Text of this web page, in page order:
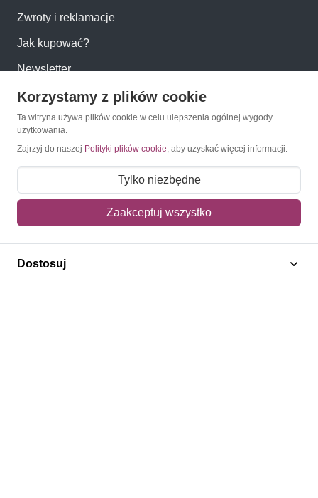
Zwroty i reklamacje
Jak kupować?
Newsletter
Konto
Moje konto
Mój koszyk
Adres dostawy
Polecamy
Korzystamy z plików cookie
Ta witryna używa plików cookie w celu ulepszenia ogólnej wygody
użytkowania.
Zajrzyj do naszej Polityki plików cookie, aby uzyskać więcej informacji.
Tylko niezbędne
Zaakceptuj wszystko
Dostosuj